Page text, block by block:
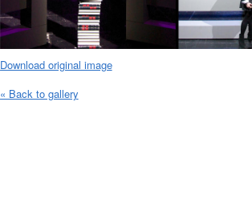
Download original image
« Back to gallery